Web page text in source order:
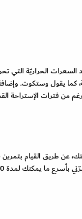
ثانية بعد المجموعة الثالثة،
من فترات الإستراحة
عن طريق القيام